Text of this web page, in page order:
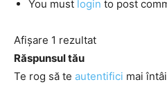
You must login to post
Afișare 1 rezultat
Răspunsul tău
Te rog să te autentifici mai